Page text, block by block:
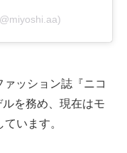
ッション誌『ニコ
を務め、現在はモ
います。